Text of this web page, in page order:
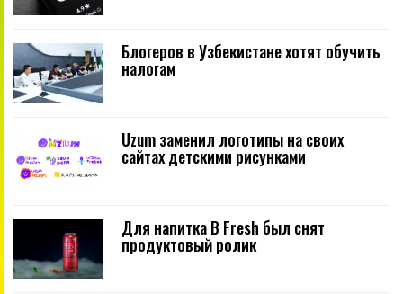
Блогеров в Узбекистане хотят обучить
налогам
Uzum заменил логотипы на своих
сайтах детскими рисунками
Для напитка B Fresh был снят
продуктовый ролик